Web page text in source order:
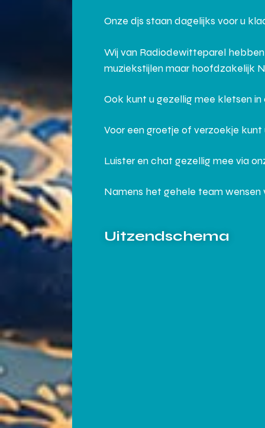
Onze djs staan dagelijks voor u
Wij van Radiodewitteparel
muziekstijlen maar hoofdzakelijk
Ook kunt u gezellig mee kletsen
Voor een groetje of verzoekje
Luister en chat gezellig mee via
Namens het gehele team wensen
Uitzendschema